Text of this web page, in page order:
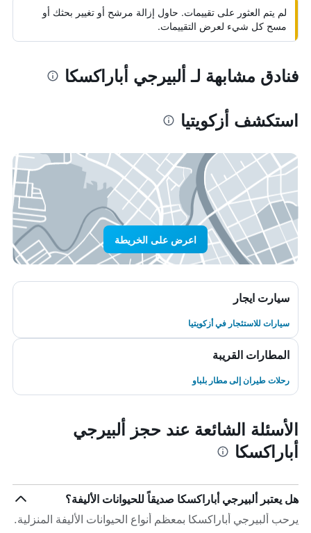
لم يتم العثور على تقييمات. حاول إزالة مرشح أو تغيير بحثك أو
مسح كل شيء لعرض التقييمات.
فنادق مشابهة لـ ألبيرجي أباراكسكا
استكشف أزكويتيا
اعرض على الخريطة
سيارت ايجار
سيارات للاستئجار في أزكويتيا
المطارات القريبة
رحلات طيران إلى مطار بلباو
الأسئلة الشائعة عند حجز ألبيرجي
أباراكسكا
هل يعتبر ألبيرجي أباراكسكا صديقاً للحيوانات الأليفة؟
يرحب ألبيرجي أباراكسكا بمعظم أنواع الحيوانات الأليفة المنزلية.